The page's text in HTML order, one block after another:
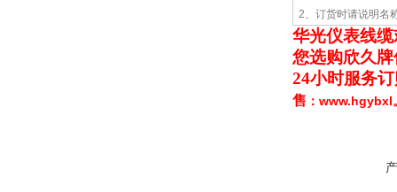
2、订货时请说明名
华光仪表线
您选购欣久
24小时服务
售 ： www.hgybxl